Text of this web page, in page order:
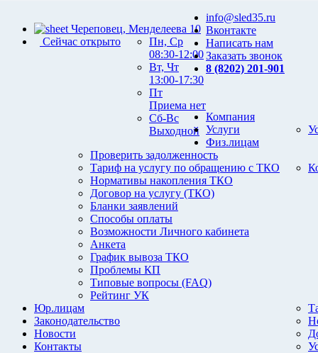
Череповец, Менделеева 10
Сейчас открыто
Пн, Ср
08:30-12:00
Вт, Чт
13:00-17:30
Пт
Приема нет
Сб-Вс
Выходной
info@sled35.ru
Вконтакте
Написать нам
Заказать звонок
8 (8202) 201-901
Компания
Услуги
Физ.лицам
Проверить задолженность
Тариф на услугу по обращению с ТКО
Нормативы накопления ТКО
Договор на услугу (ТКО)
Бланки заявлений
Способы оплаты
Возможности Личного кабинета
Анкета
График вывоза ТКО
Проблемы КП
Типовые вопросы (FAQ)
Рейтинг УК
Юр.лицам
Законодательство
Новости
Контакты